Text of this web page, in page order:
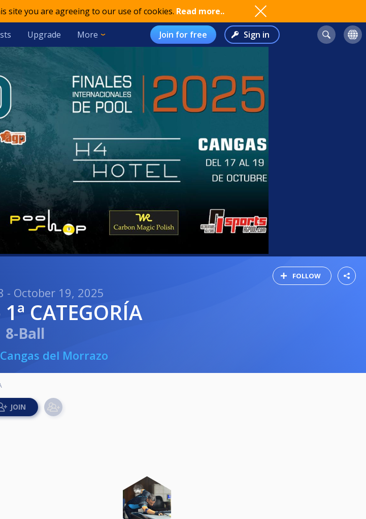
site you are agreeing to our use of cookies. Read more..
Upgrade More Join for free Sign in
FOLLOW
- October 19, 2025
1ª CATEGORÍA
8-Ball
del Morrazo